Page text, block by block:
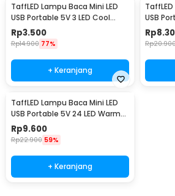
TaffLED Lampu Baca Mini LED
USB Portable 5V 3 LED Cool
White - SMD 5730
Rp3.500
Rp14.900 77%
+ Keranjang
USB
White -
Rp
Rp
TaffLED Lampu Baca Mini LED
USB Portable 5V 24 LED Warm
White - SMD 5730
Rp9.600
Rp22.900 59%
+ Keranjang